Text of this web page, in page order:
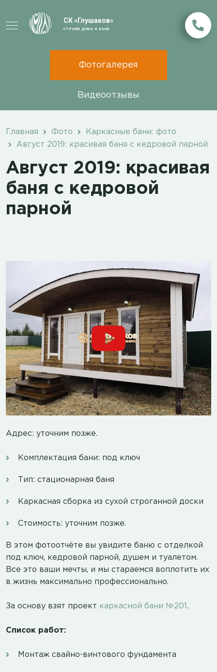
СК «Глушаков»
СТРОИМ ДОМА И БАНИ
Фотогалерея
Видеоотзывы
Главная Фото
Каркасные бани: фото
Август 2019: красивая баня с кедровой парной
Август 2019: красивая
баня с кедровой
парной
Адрес: уточним позже.
Комплектация бани: под ключ
Тип: стационарная баня
Каркасная сборка из сухой строганной доски
Стоимость: уточним позже.
В этом фотоотчёте вы увидите баню с отделкой
под ключ, кедровой парной, душем и туалетом.
Все это ваши мечты, и мы стараемся воплотить их
в жизнь максимально профессионально.
За основу взят проект каркасной бани №201 .
Список работ:
Монтаж свайно-винтового фундамента